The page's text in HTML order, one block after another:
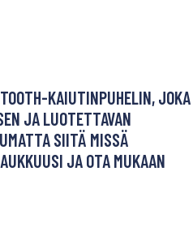
KAIUTINPUHELIN, JOKA
JA LUOTETTAVAN
SIITÄ MISSÄ
JA OTA MUKAAN